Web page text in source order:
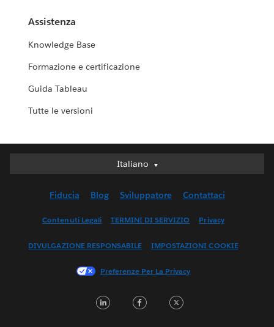
Assistenza
Knowledge Base
Formazione e certificazione
Guida Tableau
Tutte le versioni
Italiano
Italiano
English (UK)
Français (Canada)
한국어
Fiducia Blog Sviluppatore Contattaci
Contenuti Legali TERMINI DI SERVIZIO Privacy
DIVULGAZIONE RESPONSABILE IMPOSTAZIONI COOKIE
Preferenze Per La Privacy
LinkedInFacebook